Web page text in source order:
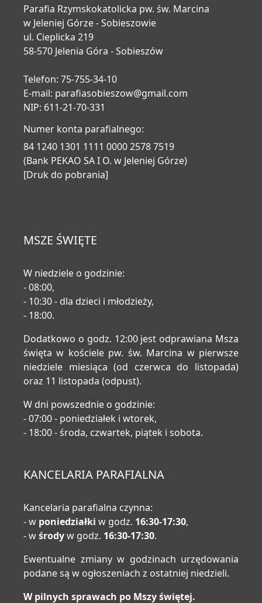
Parafia Rzymskokatolicka pw. św. Marcina
w Jeleniej Górze - Sobieszowie
ul. Cieplicka 219
58-570 Jelenia Góra - Sobieszów
Telefon: 75-755-34-10
E-mail: parafiasobieszow@gmail.com
NIP: 611-21-70-331
Numer konta parafialnego:
84 1240 1301 1111 0000 2578 7519
(Bank PEKAO SA I O. w Jeleniej Górze)
[Druk do pobrania]
MSZE ŚWIĘTE
W niedziele o godzinie:
- 08:00,
- 10:30 - dla dzieci i młodzieży,
- 18:00.
Dodatkowo o godz. 12:00 jest odprawiana Msza
święta w kościele pw. św. Marcina w pierwsze
niedziele miesiąca (od czerwca do listopada)
oraz 11 listopada (odpust).
W dni powszednie o godzinie:
- 07:00 - poniedziałek i wtorek,
- 18:00 - środa, czwartek, piątek i sobota.
KANCELARIA PARAFIALNA
Kancelaria parafialna czynna:
- w poniedziałki w godz. 16:30-17:30,
- wśrodyw godz. 16:30-17:30.
Ewentualne zmiany w godzinach urzędowania
podane są w ogłoszeniach z ostatniej niedzieli.
W pilnych sprawach po Mszy świętej.